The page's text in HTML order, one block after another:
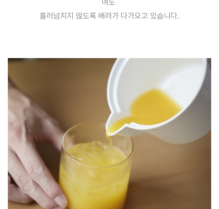
여도
흘러넘치지 않도록 배려가 다가오고 있습니다.